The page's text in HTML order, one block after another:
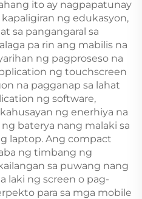
ito ay nagpapatunay
ng edukasyon,
sa pangangaral sa
pa rin ang mabilis na
ng pagproseso na
ng touchscreen
na pagganap sa lahat
ng software,
ng enerhiya na
baterya nang malaki sa
laptop. Ang compact
ng timbang ng
sa puwang nang
laki ng screen o pag-
para sa mga mobile